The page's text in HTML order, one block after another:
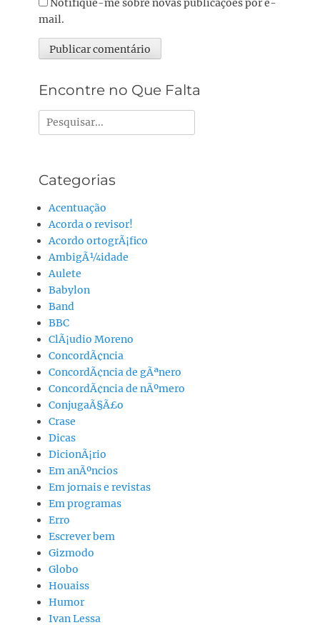
Notifique-me sobre novas publicações por e-
mail.
Encontre no Que Falta
Pesquisar
por:
Categorias
Acentuação
Acorda o revisor!
Acordo ortogrÃ¡fico
AmbigÃ¼idade
Aulete
Babylon
Band
BBC
ClÃ¡udio Moreno
ConcordÃ¢ncia
ConcordÃ¢ncia de gÃªnero
ConcordÃ¢ncia de nÃºmero
ConjugaÃ§Ã£o
Crase
Dicas
DicionÃ¡rio
Em anÃºncios
Em jornais e revistas
Em programas
Erro
Escrever bem
Gizmodo
Globo
Houaiss
Humor
Ivan Lessa